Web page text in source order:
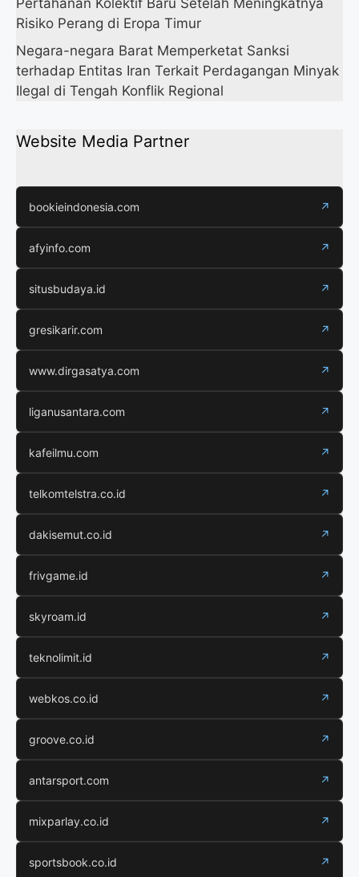
Pertahanan Kolektif Baru Setelah Meningkatnya
Risiko Perang di Eropa Timur
Negara-negara Barat Memperketat Sanksi
terhadap Entitas Iran Terkait Perdagangan Minyak
Ilegal di Tengah Konflik Regional
Website Media Partner
bookieindonesia.com ↗
afyinfo.com ↗
situsbudaya.id ↗
gresikarir.com ↗
www.dirgasatya.com ↗
liganusantara.com ↗
kafeilmu.com ↗
telkomtelstra.co.id ↗
dakisemut.co.id ↗
frivgame.id ↗
skyroam.id ↗
teknolimit.id ↗
webkos.co.id ↗
groove.co.id ↗
antarsport.com ↗
mixparlay.co.id ↗
sportsbook.co.id ↗